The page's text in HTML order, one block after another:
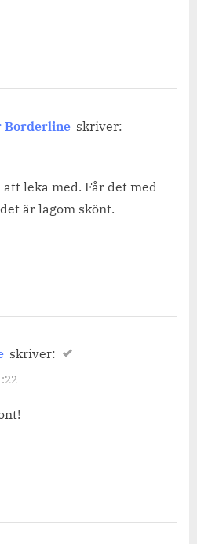
Borderline skriver:
leka med. Får det med
är lagom skönt.
skriver: